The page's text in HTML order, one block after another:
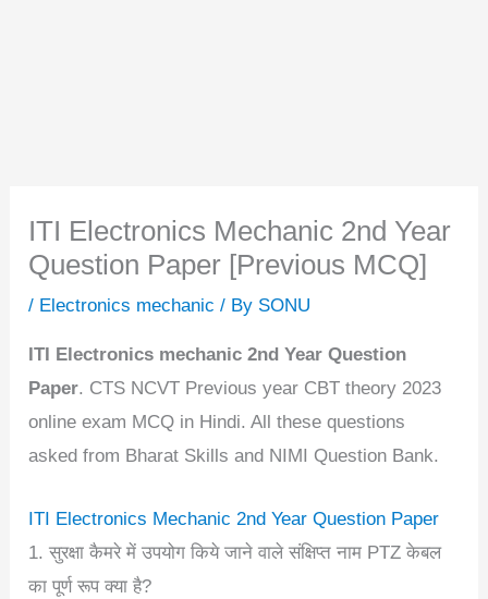
ITI Electronics Mechanic 2nd Year
Question Paper [Previous MCQ]
/ Electronics mechanic / By SONU
ITI Electronics mechanic 2nd Year Question
Paper. CTS NCVT Previous year CBT theory 2023
online exam MCQ in Hindi. All these questions
asked from Bharat Skills and NIMI Question Bank.
ITI Electronics Mechanic 2nd Year Question Paper
1. सुरक्षा कैमरे में उपयोग किये जाने वाले संक्षिप्त नाम PTZ केबल
का पूर्ण रूप क्या है?